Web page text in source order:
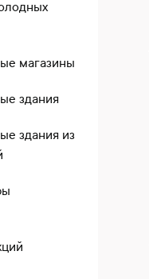
магазины
здания
здания из